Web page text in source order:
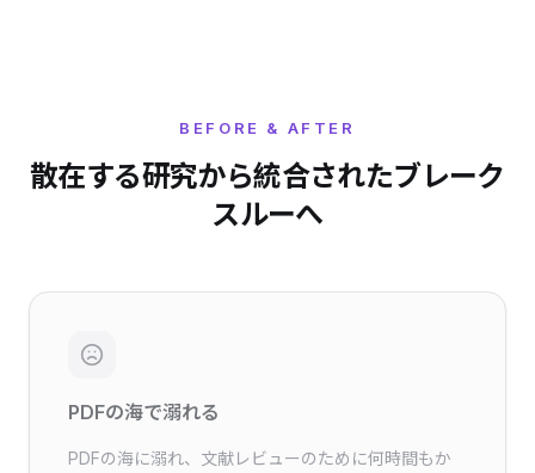
BEFORE & AFTER
散在する研究から統合されたブレーク
スルーへ
PDFの海で溺れる
PDFの海に溺れ、文献レビューのために何時間もか